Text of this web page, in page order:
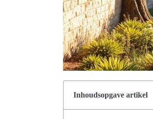
Inhoudsopgave artikel